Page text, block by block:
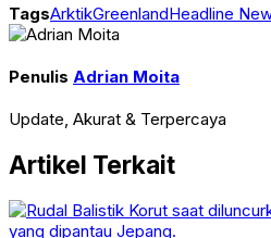
TagsArktikGreenlandHeadline
Penulis Adrian Moita
Update, Akurat & Terpercaya
Artikel Terkait